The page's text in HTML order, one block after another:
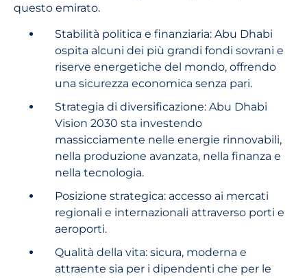
questo emirato.
Stabilità politica e finanziaria: Abu Dhabi
ospita alcuni dei più grandi fondi sovrani e
riserve energetiche del mondo, offrendo
una sicurezza economica senza pari.
Strategia di diversificazione: Abu Dhabi
Vision 2030 sta investendo
massicciamente nelle energie rinnovabili,
nella produzione avanzata, nella finanza e
nella tecnologia.
Posizione strategica: accesso ai mercati
regionali e internazionali attraverso porti e
aeroporti.
Qualità della vita: sicura, moderna e
attraente sia per i dipendenti che per le